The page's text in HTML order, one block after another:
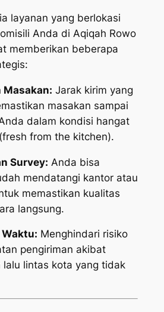
layanan yang berlokasi
Anda di Aqiqah Rowo
memberikan beberapa
Masakan: Jarak kirim yang
masakan sampai
dalam kondisi hangat
fresh from the kitchen).
Survey: Anda bisa
mendatangi kantor atau
memastikan kualitas
langsung.
Menghindari risiko
pengiriman akibat
lalu lintas kota yang tidak